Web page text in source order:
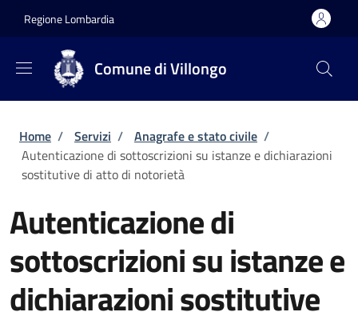
Regione Lombardia
Comune di Villongo
Briciole di pane
Home / Servizi / Anagrafe e stato civile /
Autenticazione di sottoscrizioni su istanze e dichiarazioni
sostitutive di atto di notorietà
Autenticazione di
sottoscrizioni su istanze e
dichiarazioni sostitutive